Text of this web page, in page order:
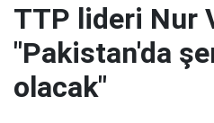
TTP lideri Nur
"Pakistan'da
olacak"